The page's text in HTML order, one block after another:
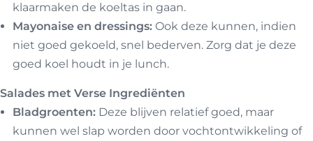
klaarmaken de koeltas in gaan.
Mayonaise en dressings: Ook deze kunnen, indien
niet goed gekoeld, snel bederven. Zorg dat je deze
goed koel houdt in je lunch.
Salades met Verse Ingrediënten
Bladgroenten: Deze blijven relatief goed, maar
kunnen wel slap worden door vochtontwikkeling of